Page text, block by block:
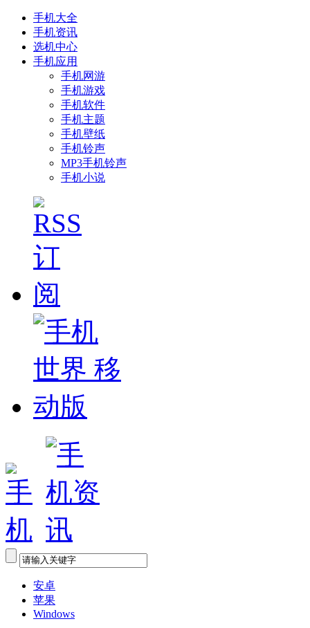
手机大全
手机资讯
选机中心
手机应用
手机网游
手机游戏
手机软件
手机主题
手机壁纸
手机铃声
MP3手机铃声
手机小说
安卓
苹果
Windows